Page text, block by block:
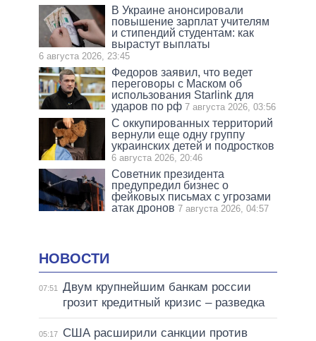
В Украине анонсировали
повышение зарплат учителям
и стипендий студентам: как
вырастут выплаты
6 августа 2026, 23:45
Федоров заявил, что ведет
переговоры с Маском об
использования Starlink для
ударов по рф 7 августа 2026, 03:56
С оккупированных территорий
вернули еще одну группу
украинских детей и подростков
6 августа 2026, 20:46
Советник президента
предупредил бизнес о
фейковых письмах с угрозами
атак дронов 7 августа 2026, 04:57
НОВОСТИ
07:51 Двум крупнейшим банкам россии
грозит кредитный кризис – разведка
05:17
США расширили санкции против